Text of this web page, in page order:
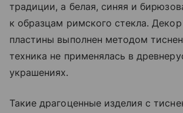
традиции, а белая, синяя и
к образцам римского стекла.
пластины выполнен методом
техника не применялась в
украшениях.
Такие драгоценные изделия с